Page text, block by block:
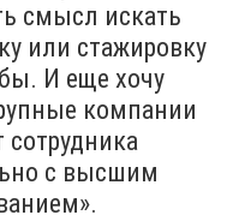
смысл искать
или стажировку
И еще хочу
компании
сотрудника
с высшим